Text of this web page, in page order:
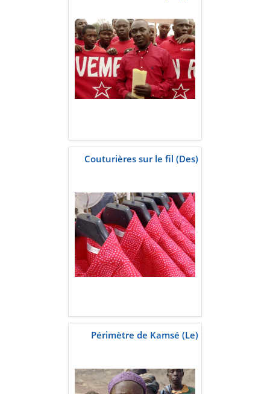
Couturières sur le fil (Des)
Périmètre de Kamsé (Le)